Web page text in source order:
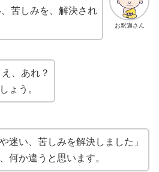
お釈迦さん
苦しみを、解決され
、あれ？
ょう。
迷い、苦しみを解決しました」
何か違うと思います。